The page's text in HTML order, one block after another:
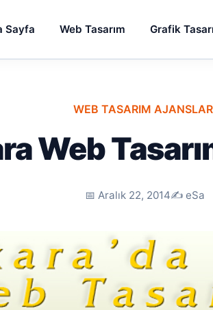
Sayfa Web Tasarım Grafik
WEB TASARIM
Web
📅 Aralık 22, 2014✍️ eSa